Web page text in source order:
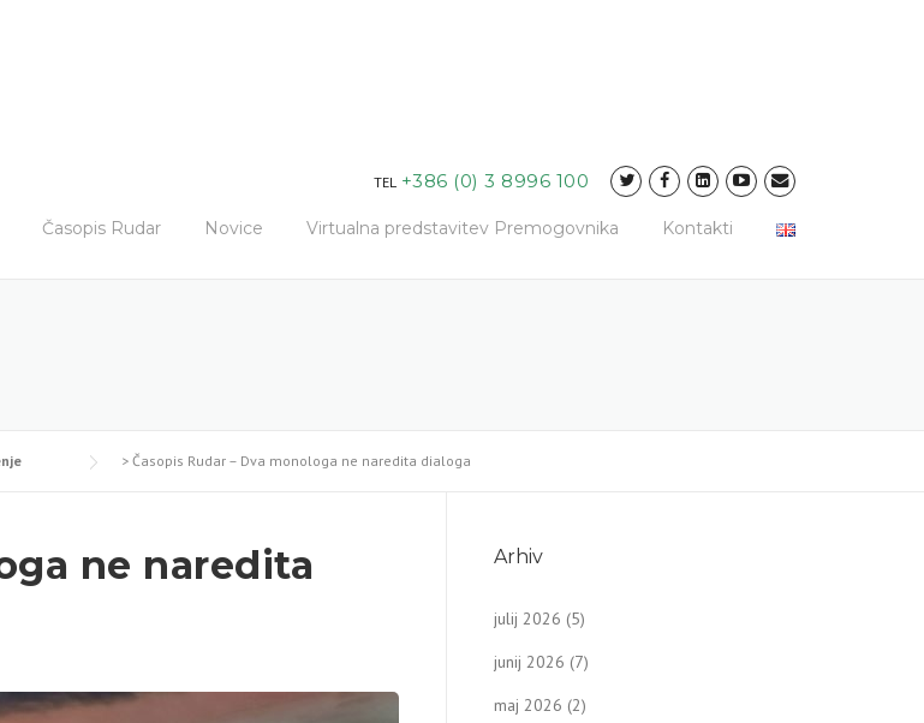
TEL +386 (0) 3 8996 100
Časopis Rudar Novice Virtualna predstavitev Premogovnika Kontakti
> Časopis Rudar – Dva monologa ne naredita dialoga
ne naredita
Arhiv
julij 2026 (5)
junij 2026 (7)
maj 2026 (2)